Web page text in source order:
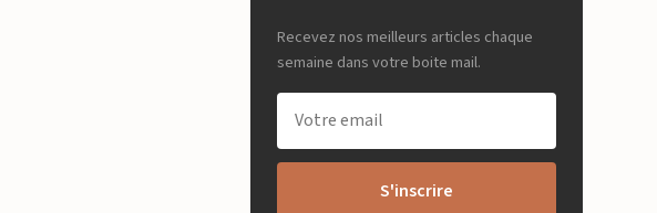
Recevez nos meilleurs articles chaque
semaine dans votre boite mail.
S'inscrire